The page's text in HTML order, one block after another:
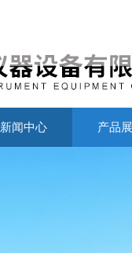
新闻中心 产品